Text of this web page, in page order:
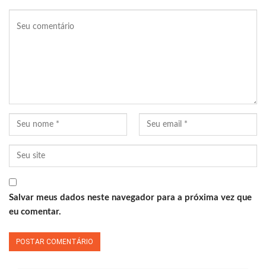
Salvar meus dados neste navegador para a próxima vez que
eu comentar.